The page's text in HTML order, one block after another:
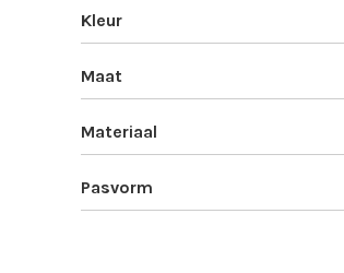
Kleur
Maat
Materiaal
Pasvorm